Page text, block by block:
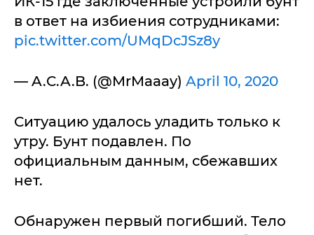
в ответ на избиения сотрудниками:
pic.twitter.com/UMqDcJSz8y
— A.C.A.B. (@MrMaaay) April 10, 2020
Ситуацию удалось уладить только к
утру. Бунт подавлен. По
официальным данным, сбежавших
нет.
Обнаружен первый погибший. Тело